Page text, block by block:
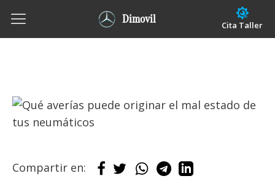
Dimovil Cita Taller
Compartir en: